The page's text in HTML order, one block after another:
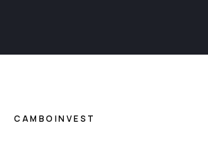
CAMBOINVEST